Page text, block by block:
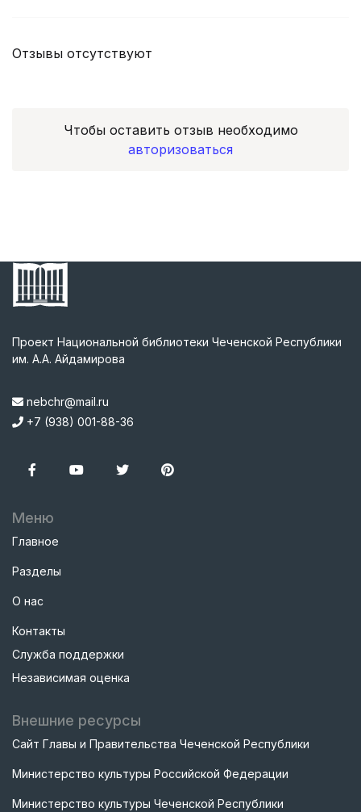
Отзывы отсутствуют
Чтобы оставить отзыв необходимо
авторизоваться
Проект Национальной библиотеки Чеченской Республики
им. А.А. Айдамирова
nebchr@mail.ru
+7 (938) 001-88-36
Меню
Главное
Разделы
О нас
Контакты
Служба поддержки
Независимая оценка
Внешние ресурсы
Сайт Главы и Правительства Чеченской Республики
Министерство культуры Российской Федерации
Министерство культуры Чеченской Республики